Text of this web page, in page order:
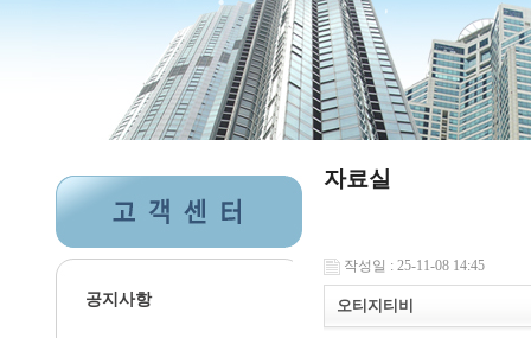
공지사항
자료실
작성일 : 25-11-08 14:45
오티지티비